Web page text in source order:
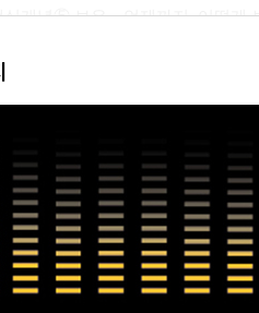
심개념⑤ 보유―언제까지, 어떻게
리는 원칙
정하는 법 ① 현금흐름할인법(DCF)
정하는 법 ② 순현재가치(NPV)와
거 내부수익률의 의미
과 레버리지 다시 보기